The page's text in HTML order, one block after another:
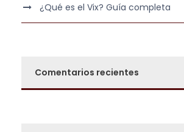
¿Qué es el Vix? Guía completa
Comentarios recientes